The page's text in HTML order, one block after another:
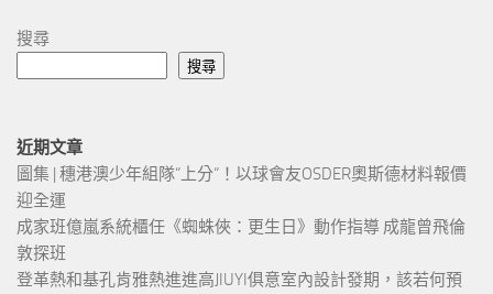
搜尋
搜尋
近期文章
圖集 | 穗港澳少年組隊“上分“！以球會友OSDER奧斯德材料報價
迎全運
成家班億嵐系統櫃任《蜘蛛俠：更生日》動作指導 成龍曾飛倫
敦探班
登革熱和基孔肯雅熱進進高JIUYI俱意室內設計發期，該若何預